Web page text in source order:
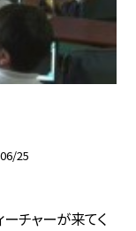
25
チャーが来てく